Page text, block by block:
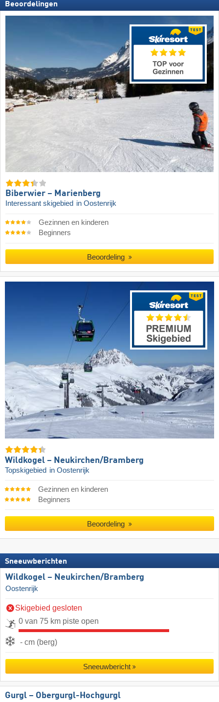
Beoordelingen
Biberwier – Marienberg
Interessant skigebied in Oostenrijk
Gezinnen en kinderen
Beginners
Beoordeling
Wildkogel – Neukirchen/​Bramberg
Topskigebied in Oostenrijk
Gezinnen en kinderen
Beginners
Beoordeling
Sneeuwberichten
Wildkogel – Neukirchen/​Bramberg
Oostenrijk
Skigebied gesloten
0 van 75 km piste open
- cm (berg)
Sneeuwbericht
Gurgl – Obergurgl-Hochgurgl